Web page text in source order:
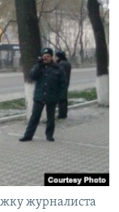
журналиста